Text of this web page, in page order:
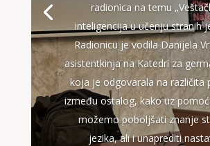
radionica na temu
inteligencija u učenju stranih
Radionicu je vodila Danijela
asistentkinja na Katedri za
koja je odgovarala na različita
između ostalog, kako uz
možemo poboljšati znanje
jezika, ali i unaprediti